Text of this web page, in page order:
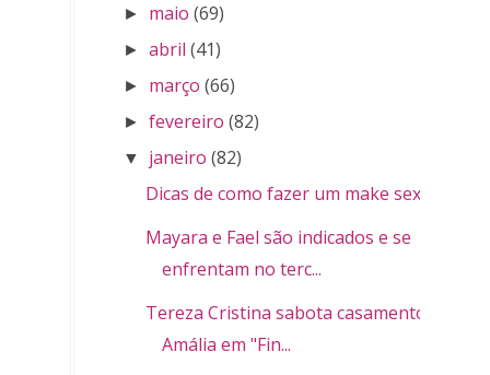
► maio (69)
►abril (41)
► março (66)
►fevereiro (82)
▼ janeiro (82)
Dicas de como fazer um make sexy
Mayara e Fael são indicados e se
enfrentam no terc...
Tereza Cristina sabota casamento de
Amália em "Fin...